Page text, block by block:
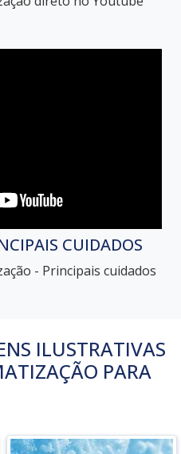
CUIDADOS
- Principais cuidados
ILUSTRATIVAS
PARA